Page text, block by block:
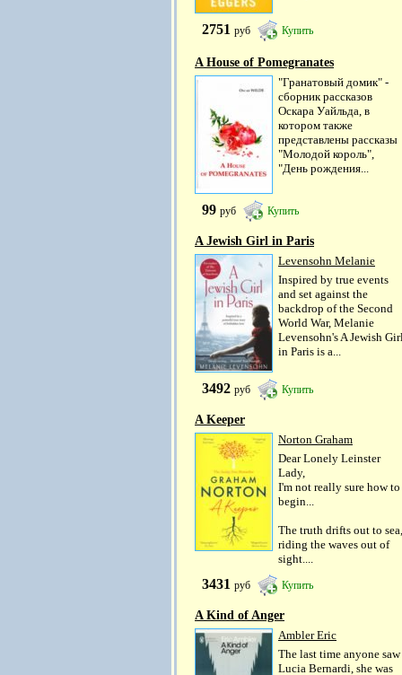
2751 руб Купить
A House of Pomegranates
"Гранатовый домик" -
сборник рассказов
Оскара Уайльда, в
котором также
представлены рассказы
"Молодой король",
"День рождения...
99 руб Купить
A Jewish Girl in Paris
Levensohn Melanie
Inspired by true events
and set against the
backdrop of the Second
World War, Melanie
Levensohn's A Jewish
in Paris is a...
3492 руб Купить
A Keeper
Norton Graham
Dear Lonely Leinster
Lady,
I'm not really sure how to
begin...
The truth drifts out to sea,
riding the waves out of
sight....
3431 руб Купить
A Kind of Anger
Ambler Eric
The last time anyone saw
Lucia Bernardi, she was